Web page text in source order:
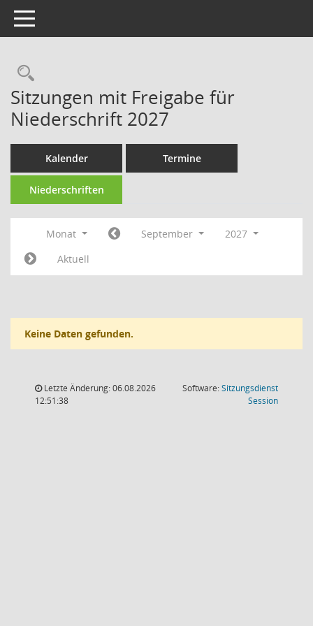
Toggle navigation
Rechercheauswahl
Sitzungen mit Freigabe für
Niederschrift 2027
Kalender Termine
Niederschriften
Monat September
2027
Aktuell
Keine Daten gefunden.
Letzte Änderung: 06.08.2026
12:51:38
Software:Sitzungsdienst
Session(Wird in